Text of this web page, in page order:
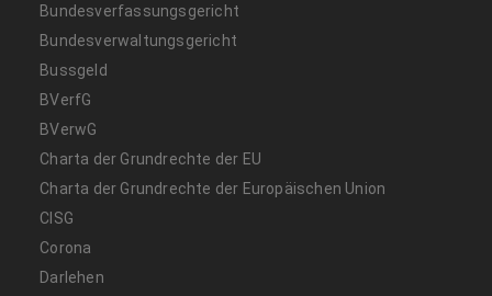
Bundesverfassungsgericht
Bundesverwaltungsgericht
Bussgeld
BVerfG
BVerwG
Charta der Grundrechte der EU
Charta der Grundrechte der Europäischen Union
CISG
Corona
Darlehen